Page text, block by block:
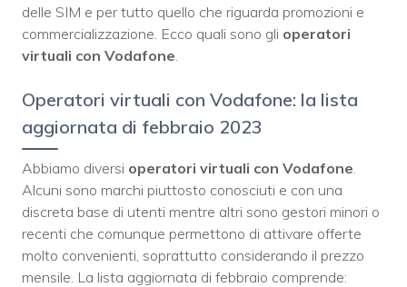
delle SIM e per tutto quello che riguarda promozioni e
commercializzazione. Ecco quali sono gli operatori
virtuali con Vodafone
Operatori virtuali con Vodafone: la lista
aggiornata di febbraio 2023
Abbiamo diversi operatori virtuali con Vodafone
Alcuni sono marchi piuttosto conosciuti e con una
discreta base di utenti mentre altri sono gestori minori o
recenti che comunque permettono di attivare offerte
molto convenienti, soprattutto considerando il prezzo
mensile. La lista aggiornata di febbraio comprende: